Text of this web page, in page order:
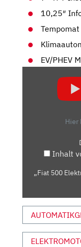
10,25″
Tempomat
EV/PHEV
ELEKTRO:
TEST
MOTOR
UND
VON
Hier
Inhalt
„Fiat 500